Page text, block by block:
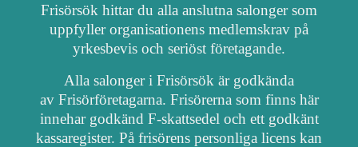
Frisörsök hittar du alla anslutna salonger som
uppfyller organisationens medlemskrav på
yrkesbevis och seriöst företagande.
Alla salonger i Frisörsök är godkända
av Frisörföretagarna. Frisörerna som finns här
innehar godkänd F-skattsedel och ett godkänt
kassaregister. På frisörens personliga licens kan